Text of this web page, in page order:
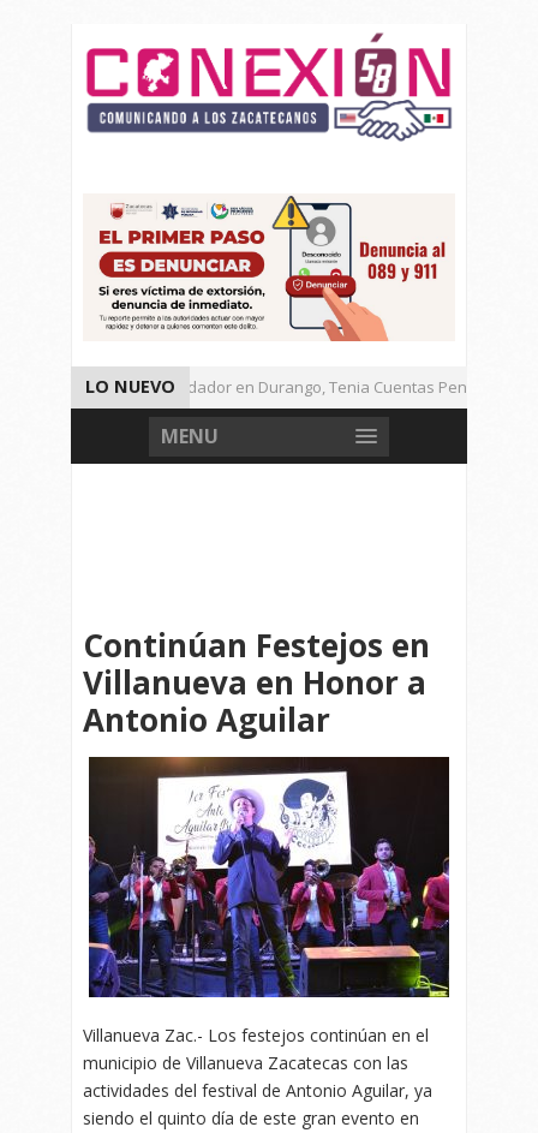
LO NUEVO
Detienen a Defraudador en Durango, Tenia Cuentas Pendientes en
Presenta Presidenta Sheinbaum, 10 Acciones Para Explotación de
MENU
Continúan Festejos en
Villanueva en Honor a
Antonio Aguilar
Villanueva Zac.- Los festejos continúan en el
municipio de Villanueva Zacatecas con las
actividades del festival de Antonio Aguilar, ya
siendo el quinto día de este gran evento en